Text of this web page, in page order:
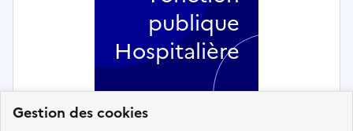
Gestion des cookies
publique
Hospitalière